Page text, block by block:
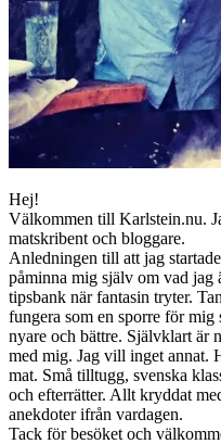
Hej!
Välkommen till Karlstein.nu.
matskribent och bloggare.
Anledningen till att jag
påminna mig själv om vad jag
tipsbank när fantasin tryter.
fungera som en sporre för mig
nyare och bättre. Självklart är
med mig. Jag vill inget annat.
mat. Små tilltugg, svenska
och efterrätter. Allt kryddat
anekdoter ifrån vardagen.
Tack för besöket och